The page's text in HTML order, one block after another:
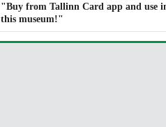
"Buy from Tallinn Card app and use
this museum!"